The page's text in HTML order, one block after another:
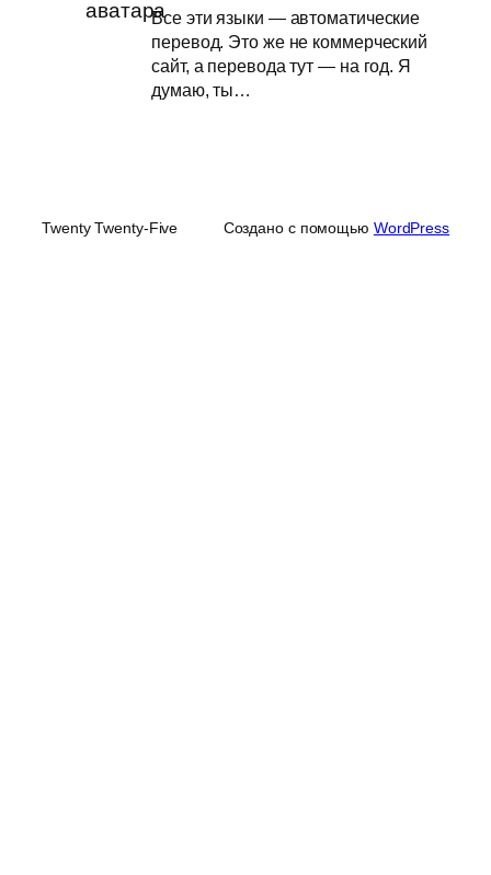
Все эти языки — автоматические
перевод. Это же не коммерческий
сайт, а перевода тут — на год. Я
думаю, ты…
Twenty Twenty-Five Создано с помощью WordPress